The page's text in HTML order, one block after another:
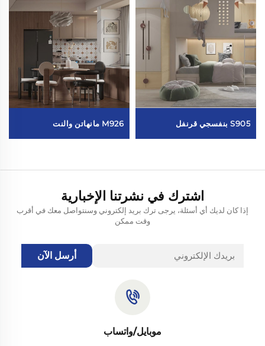
S905 بنفسجي قرنفل M926 مانهاتن والنت
اشترك في نشرتنا الإخبارية
إذا كان لديك أي أسئلة، يرجى ترك بريد إلكتروني وسنتواصل معك في أقرب
وقت ممكن
أرسل الآن
موبايل/واتساب